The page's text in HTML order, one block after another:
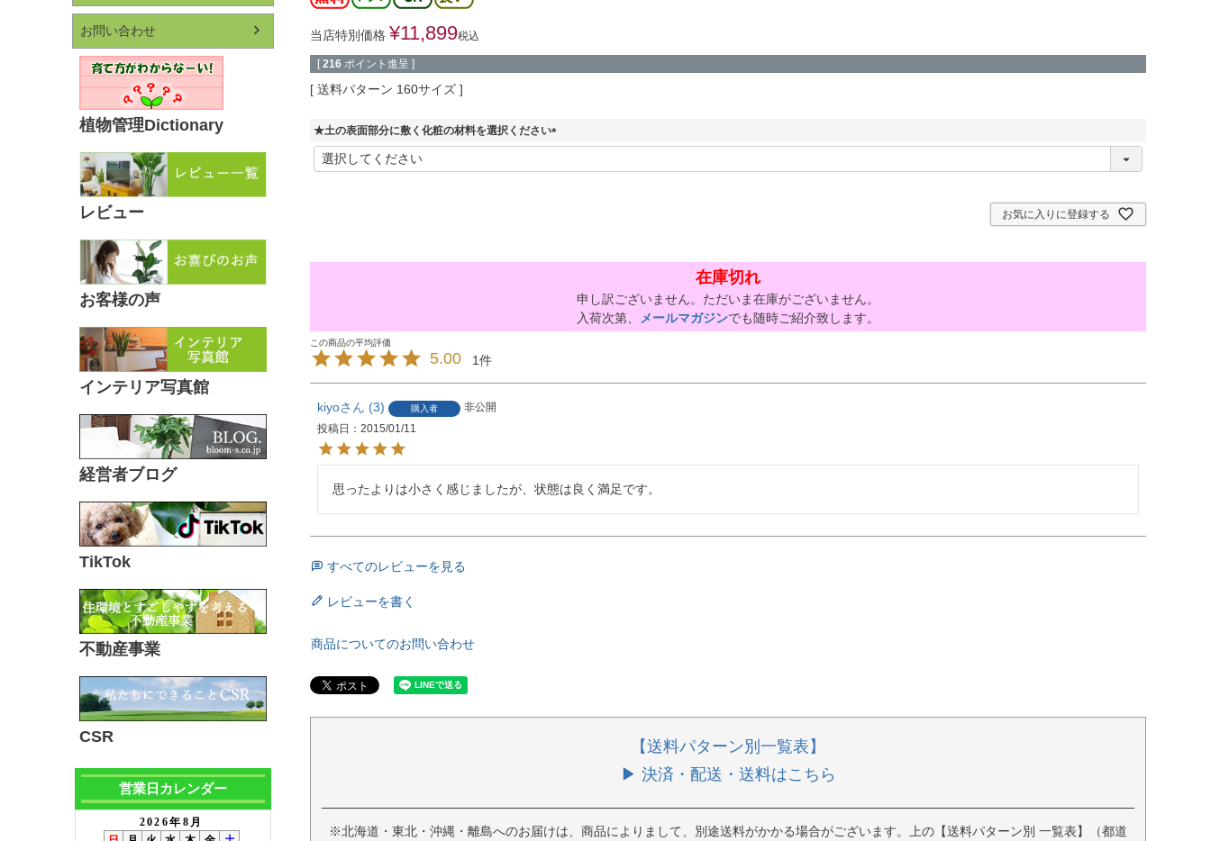
お問い合わせ
植物管理Dictionary
レビュー
お客様の声
インテリア写真館
経営者ブログ
TikTok
不動産事業
CSR
営業日カレンダー
当店特別価格 ¥11,899税込
[ 216 ポイント進呈 ]
送料パターン 160サイズ
★土の表面部分に敷く化粧の材料を選択ください
(
お気に入りに登録する
在庫切れ
申し訳ございません。ただいま在庫がございません。
入荷次第、
メールマガジンでも随時ご紹介致します。
5.00 1
kiyo 3 購入者
非公開
投稿日
2015/01/11
思ったよりは小さく感じましたが、状態は良く満足です。
すべてのレビューを見る
レビューを書く
商品についてのお問い合わせ
【送料パターン別一覧表】
▶ 決済・配送・送料はこちら
※北海道・東北・沖縄・離島へのお届けは、商品によりまして、別途送料がかかる場合がございます。上の【送料パターン別 一覧表】（都道